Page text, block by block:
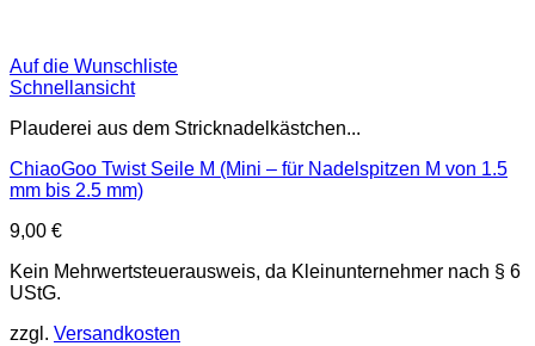
Auf die Wunschliste
Schnellansicht
Plauderei aus dem Stricknadelkästchen...
ChiaoGoo Twist Seile M (Mini – für Nadelspitzen M von 1.5
mm bis 2.5 mm)
9,00 €
Kein Mehrwertsteuerausweis, da Kleinunternehmer nach § 6
UStG.
zzgl. Versandkosten